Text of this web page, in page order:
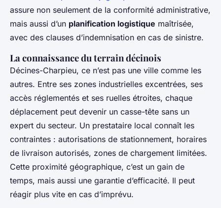
assure non seulement de la conformité administrative,
mais aussi d’un planification logistique maîtrisée,
avec des clauses d’indemnisation en cas de sinistre.
La connaissance du terrain décinois
Décines-Charpieu, ce n’est pas une ville comme les
autres. Entre ses zones industrielles excentrées, ses
accès réglementés et ses ruelles étroites, chaque
déplacement peut devenir un casse-tête sans un
expert du secteur. Un prestataire local connaît les
contraintes : autorisations de stationnement, horaires
de livraison autorisés, zones de chargement limitées.
Cette proximité géographique, c’est un gain de
temps, mais aussi une garantie d’efficacité. Il peut
réagir plus vite en cas d’imprévu.